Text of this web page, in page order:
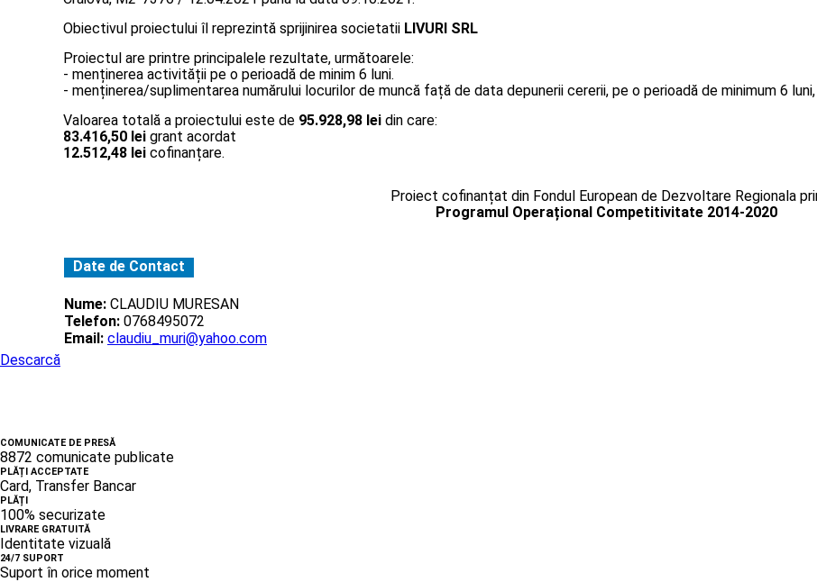
Obiectivul proiectului îl reprezintă sprijinirea societatii LIVURI SRL
Proiectul are printre principalele rezultate, următoarele:
- menținerea activității pe o perioadă de minim 6 luni.
- menținerea/suplimentarea numărului locurilor de muncă față de data depunerii cererii, pe o perioadă de minimum 6
Valoarea totală a proiectului este de 95.928,98 lei din care:
83.416,50 lei grant acordat
12.512,48 lei cofinanțare.
Proiect cofinanțat din Fondul European de Dezvoltare Regionala
Programul Operațional Competitivitate 2014-2020
Date de Contact
Nume: CLAUDIU MURESAN
Telefon: 0768495072
Email: claudiu_muri@yahoo.com
Descarcă
COMUNICATE DE PRESĂ
8872 comunicate publicate
PLĂȚI ACCEPTATE
Card, Transfer Bancar
PLĂȚI
100% securizate
LIVRARE GRATUITĂ
Identitate vizuală
24/7 SUPORT
Suport în orice moment